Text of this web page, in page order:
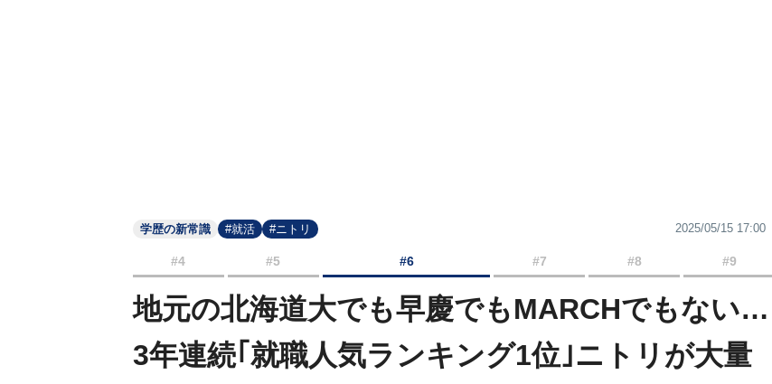
学歴の新常識 #就活 #ニトリ 2025/05/15 17:00
#4 #5 #6 #7 #8 #9
地元の北海道大でも早慶でもMARCHでもない…
3年連続｢就職人気ランキング1位｣ニトリが大量